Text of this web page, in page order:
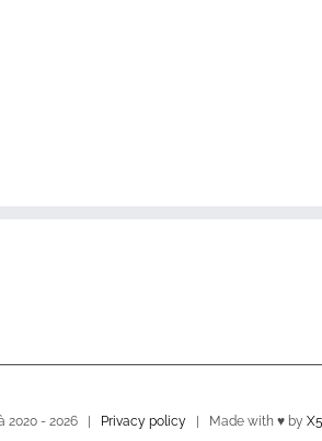
2020 - 2026 | Privacy policy | Made with ♥ by